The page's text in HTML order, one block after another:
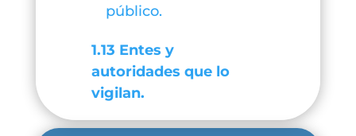
público.
1.13 Entes y
autoridades que lo
vigilan.